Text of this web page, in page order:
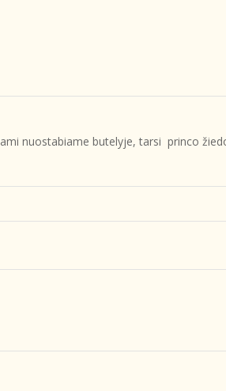
nuostabiame butelyje, tarsi princo